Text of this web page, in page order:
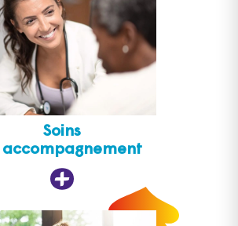
Soins
accompagnement